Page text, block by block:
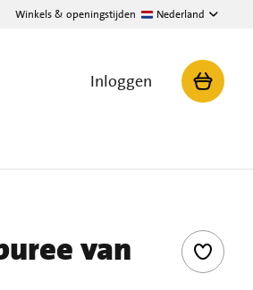
Winkels & openingstijden Nederland
Inloggen
van